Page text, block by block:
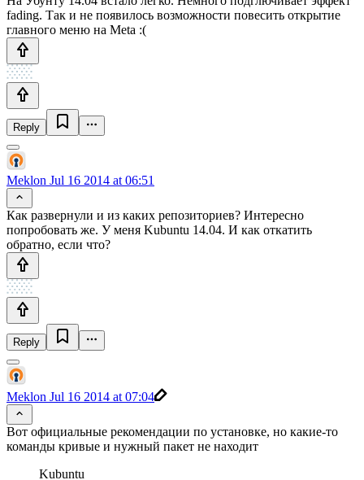
fading. Так и не появилось возможности повесить открытие
главного меню на Meta :(
Reply
Meklon Jul 16 2014 at 06:51
Как развернули и из каких репозиториев? Интересно
попробовать же. У меня Kubuntu 14.04. И как откатить
обратно, если что?
Reply
Meklon Jul 16 2014 at 07:04
Вот официальные рекомендации по установке, но какие-то
команды кривые и нужный пакет не находит
Kubuntu